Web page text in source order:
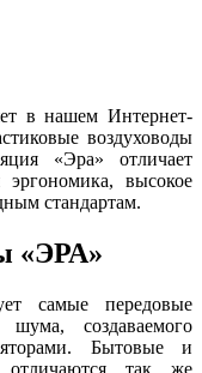
в нашем Интернет-
воздуховоды
«Эра» отличает
высокое
стандартам.
«ЭРА»
самые передовые
создаваемого
Бытовые и
отличаются так же